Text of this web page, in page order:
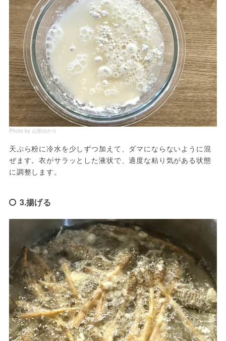
Photo by 山形ゆかり
天ぷら粉に冷水を少しずつ加えて、ダマにならないように混
ぜます。衣がサラッとした液状で、適度な粘り気がある状態
に調整します。
3.揚げる